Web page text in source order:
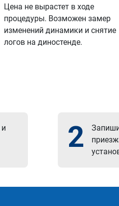
Цена не вырастет в ходе
процедуры. Возможен замер
изменений динамики и снятие
логов на диностенде.
и
2